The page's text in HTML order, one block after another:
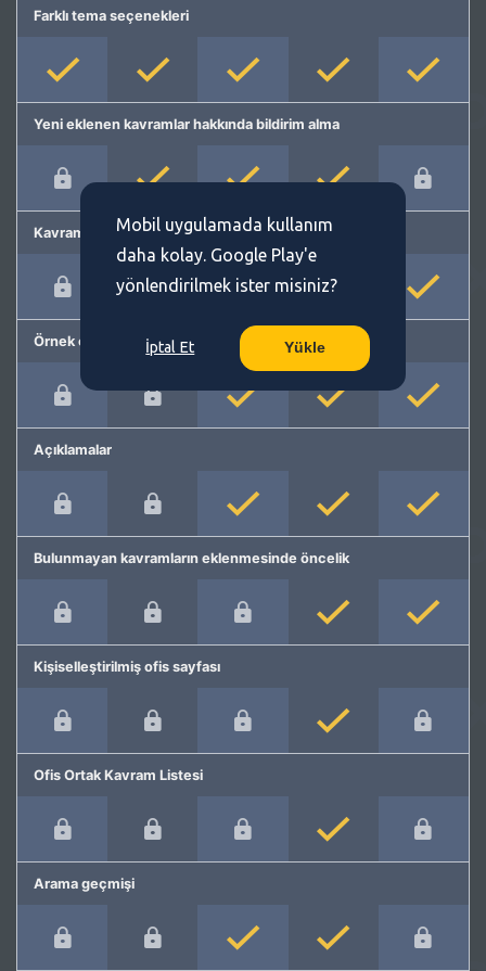
Farklı tema seçenekleri
Yeni eklenen kavramlar hakkında bildirim alma
Kavram önerme
Örnek cümleler
Açıklamalar
Bulunmayan kavramların eklenmesinde öncelik
Kişiselleştirilmiş ofis sayfası
Ofis Ortak Kavram Listesi
Arama geçmişi
Mobil uygulamada kullanım
daha kolay. Google Play'e
yönlendirilmek ister misiniz?
İptal Et Yükle